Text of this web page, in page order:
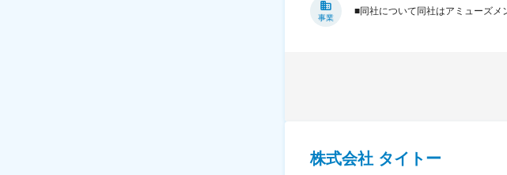
事業
■同社について同社はアミューズメ
株式会社 タイトー